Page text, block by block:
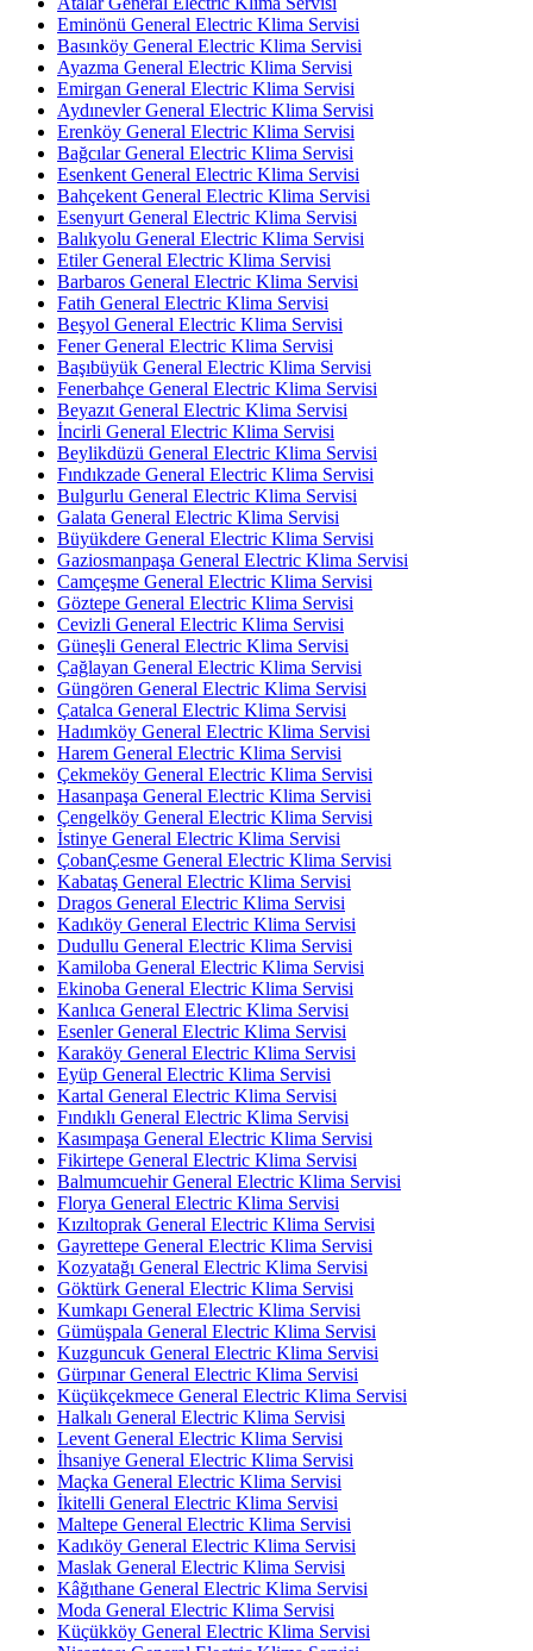
Eminönü General Electric Klima Servisi
Basınköy General Electric Klima Servisi
Ayazma General Electric Klima Servisi
Emirgan General Electric Klima Servisi
Aydınevler General Electric Klima Servisi
Erenköy General Electric Klima Servisi
Bağcılar General Electric Klima Servisi
Esenkent General Electric Klima Servisi
Bahçekent General Electric Klima Servisi
Esenyurt General Electric Klima Servisi
Balıkyolu General Electric Klima Servisi
Etiler General Electric Klima Servisi
Barbaros General Electric Klima Servisi
Fatih General Electric Klima Servisi
Beşyol General Electric Klima Servisi
Fener General Electric Klima Servisi
Başıbüyük General Electric Klima Servisi
Fenerbahçe General Electric Klima Servisi
Beyazıt General Electric Klima Servisi
İncirli General Electric Klima Servisi
Beylikdüzü General Electric Klima Servisi
Fındıkzade General Electric Klima Servisi
Bulgurlu General Electric Klima Servisi
Galata General Electric Klima Servisi
Büyükdere General Electric Klima Servisi
Gaziosmanpaşa General Electric Klima Servisi
Camçeşme General Electric Klima Servisi
Göztepe General Electric Klima Servisi
Cevizli General Electric Klima Servisi
Güneşli General Electric Klima Servisi
Çağlayan General Electric Klima Servisi
Güngören General Electric Klima Servisi
Çatalca General Electric Klima Servisi
Hadımköy General Electric Klima Servisi
Harem General Electric Klima Servisi
Çekmeköy General Electric Klima Servisi
Hasanpaşa General Electric Klima Servisi
Çengelköy General Electric Klima Servisi
İstinye General Electric Klima Servisi
ÇobanÇesme General Electric Klima Servisi
Kabataş General Electric Klima Servisi
Dragos General Electric Klima Servisi
Kadıköy General Electric Klima Servisi
Dudullu General Electric Klima Servisi
Kamiloba General Electric Klima Servisi
Ekinoba General Electric Klima Servisi
Kanlıca General Electric Klima Servisi
Esenler General Electric Klima Servisi
Karaköy General Electric Klima Servisi
Eyüp General Electric Klima Servisi
Kartal General Electric Klima Servisi
Fındıklı General Electric Klima Servisi
Kasımpaşa General Electric Klima Servisi
Fikirtepe General Electric Klima Servisi
Balmumcuehir General Electric Klima Servisi
Florya General Electric Klima Servisi
Kızıltoprak General Electric Klima Servisi
Gayrettepe General Electric Klima Servisi
Kozyatağı General Electric Klima Servisi
Göktürk General Electric Klima Servisi
Kumkapı General Electric Klima Servisi
Gümüşpala General Electric Klima Servisi
Kuzguncuk General Electric Klima Servisi
Gürpınar General Electric Klima Servisi
Küçükçekmece General Electric Klima Servisi
Halkalı General Electric Klima Servisi
Levent General Electric Klima Servisi
İhsaniye General Electric Klima Servisi
Maçka General Electric Klima Servisi
İkitelli General Electric Klima Servisi
Maltepe General Electric Klima Servisi
Kadıköy General Electric Klima Servisi
Maslak General Electric Klima Servisi
Kâğıthane General Electric Klima Servisi
Moda General Electric Klima Servisi
Küçükköy General Electric Klima Servisi